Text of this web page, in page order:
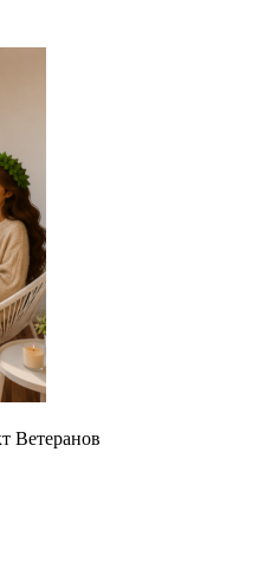
Ветеранов